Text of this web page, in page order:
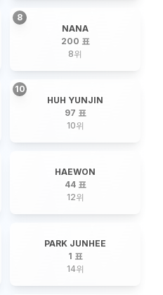
8
NANA
200 표
8위
10
HUH YUNJIN
97 표
10위
HAEWON
44 표
12위
PARK JUNHEE
1 표
14위